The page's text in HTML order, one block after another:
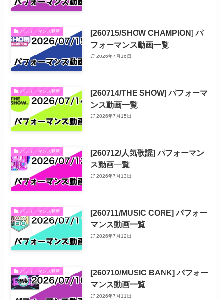
パフォーマンス動画
[260715/SHOW CHAMPION] パ
フォーマンス動画一覧
2026年7月16日
パフォーマンス動画
[260714/THE SHOW] パフォーマ
ンス動画一覧
2026年7月15日
パフォーマンス動画
[260712/人気歌謡] パフォーマン
ス動画一覧
2026年7月13日
パフォーマンス動画
[260711/MUSIC CORE] パフォー
マンス動画一覧
2026年7月12日
パフォーマンス動画
[260710/MUSIC BANK] パフォー
マンス動画一覧
2026年7月11日